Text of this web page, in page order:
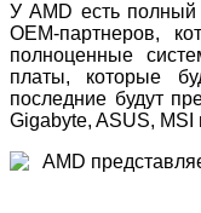
У AMD есть полный
OEM-партнеров,
полноценные
платы, которые
последние будут
Gigabyte, ASUS, MSI